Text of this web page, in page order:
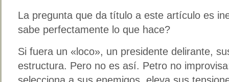
La pregunta que da título a este artículo es
sabe perfectamente lo que hace?
Si fuera un «loco», un presidente delirante,
estructura. Pero no es así. Petro no
selecciona a sus enemigos, eleva sus